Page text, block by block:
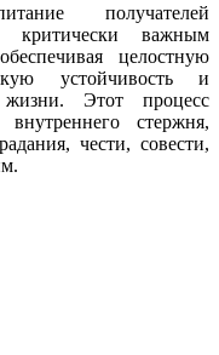
получателей
критически важным
целостную
устойчивость и
Этот процесс
стержня,
чести, совести,